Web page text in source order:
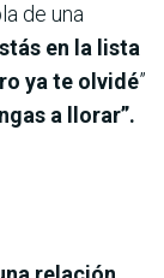
de una
en la lista
ya te olvidé”
a llorar”.